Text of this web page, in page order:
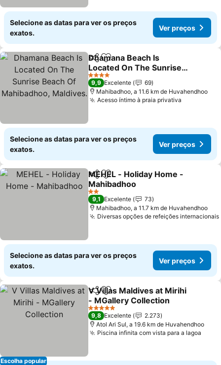
Selecione as datas para ver os preços
exatos.
Ver preços
PartilharAdicionar aos favoritos
Dhamana Beach Is
Located On The Sunrise
Beach Of Mahibadhoo,
Maldives.
4 Estrelas
9,9 Excelente
69
Mahibadhoo, a 11.6 km de Huvahendhoo
Acesso íntimo à praia privativa
Selecione as datas para ver os preços
exatos.
Ver preços
PartilharAdicionar aos favoritos
MEHEL - Holiday Home -
Mahibadhoo
2 Estrelas
9,1 Excelente
73
Mahibadhoo, a 11.7 km de Huvahendhoo
Diversas opções de refeições internacionais
Selecione as datas para ver os preços
exatos.
Ver preços
Escolha popular
PartilharAdicionar aos favoritos
V Villas Maldives at Mirihi
- MGallery Collection
5 Estrelas
9,8 Excelente
2.273
Atol Ari Sul, a 19.6 km de Huvahendhoo
Piscina infinita com vista para a lagoa